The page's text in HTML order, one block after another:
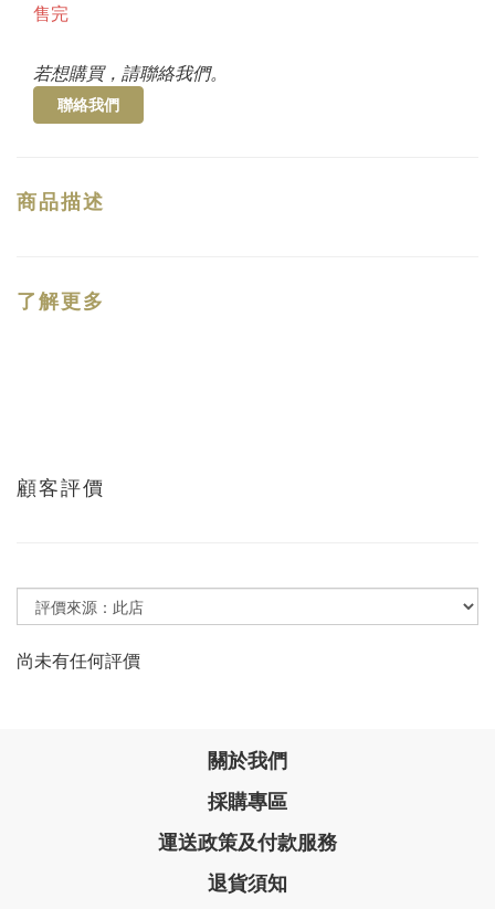
售完
若想購買，請聯絡我們。
聯絡我們
商品描述
了解更多
顧客評價
尚未有任何評價
關於我們
採購專區
運送政策及付款服務
退貨須知